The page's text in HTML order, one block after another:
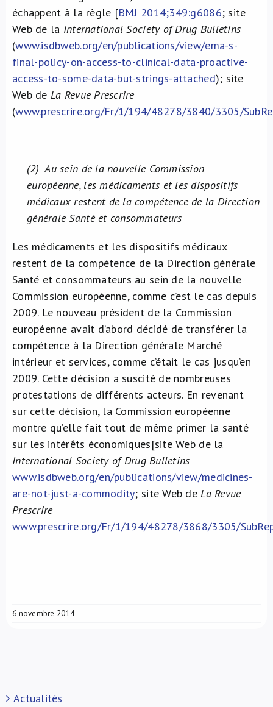
échappent à la règle [BMJ 2014;349:g6086; site
Web de la International Society of Drug Bulletins
(www.isdbweb.org/en/publications/view/ema-s-
final-policy-on-access-to-clinical-data-proactive-
access-to-some-data-but-strings-attached); site
Web de La Revue Prescrire
(www.prescrire.org/Fr/1/194/48278/3840/3305/
(2)Au sein de la nouvelle Commission
européenne, les médicaments et les dispositifs
médicaux restent de la compétence de la Direction
générale Santé et consommateurs
Les médicaments et les dispositifs médicaux
restent de la compétence de la Direction générale
Santé et consommateurs au sein de la nouvelle
Commission européenne, comme c’est le cas depuis
2009. Le nouveau président de la Commission
européenne avait d’abord décidé de transférer la
compétence à la Direction générale Marché
intérieur et services, comme c’était le cas jusqu’en
2009. Cette décision a suscité de nombreuses
protestations de différents acteurs. En revenant
sur cette décision, la Commission européenne
montre qu’elle fait tout de même primer la santé
sur les intérêts économiques[site Web de la
International Society of Drug Bulletins
www.isdbweb.org/en/publications/view/medicines-
are-not-just-a-commodity; site Web deLa Revue
Prescrire
www.prescrire.org/Fr/1/194/48278/3868/3305/
6 novembre 2014
Actualités